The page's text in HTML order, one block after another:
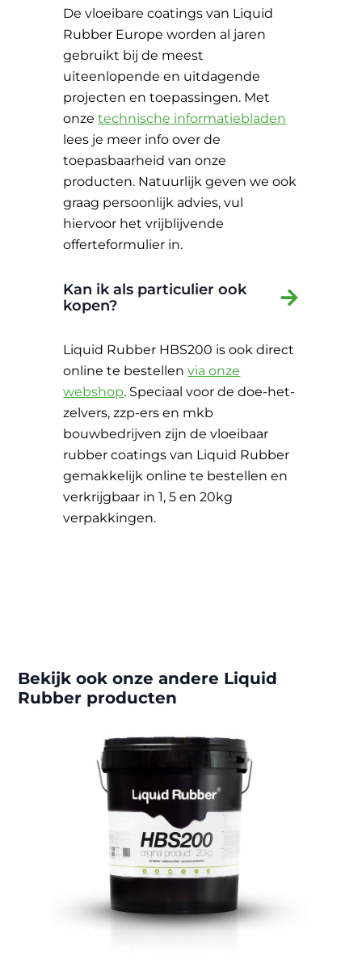
De vloeibare coatings van Liquid
Rubber Europe worden al jaren
gebruikt bij de meest
uiteenlopende en uitdagende
projecten en toepassingen. Met
onzetechnische informatiebladen
lees je meer info over de
toepasbaarheid van onze
producten. Natuurlijk geven we ook
graag persoonlijk advies, vul
hiervoor het vrijblijvende
offerteformulier in.
Kan ik als particulier ook
kopen?
Liquid Rubber HBS200 is ook direct
online te bestellenvia onze
webshop. Speciaal voor de doe-het-
zelvers, zzp-ers en mkb
bouwbedrijven zijn de vloeibaar
rubber coatings van Liquid Rubber
gemakkelijk online te bestellen en
verkrijgbaar in 1, 5 en 20kg
verpakkingen.
Bekijk ook onze andere Liquid
Rubber producten